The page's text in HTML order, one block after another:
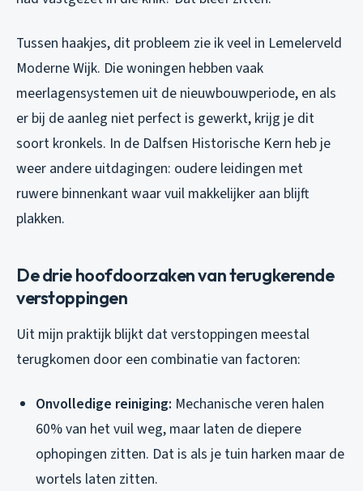
Tussen haakjes, dit probleem zie ik veel in Lemelerveld
Moderne Wijk. Die woningen hebben vaak
meerlagensystemen uit de nieuwbouwperiode, en als
er bij de aanleg niet perfect is gewerkt, krijg je dit
soort kronkels. In de Dalfsen Historische Kern heb je
weer andere uitdagingen: oudere leidingen met
ruwere binnenkant waar vuil makkelijker aan blijft
plakken.
De drie hoofdoorzaken van terugkerende
verstoppingen
Uit mijn praktijk blijkt dat verstoppingen meestal
terugkomen door een combinatie van factoren:
Onvolledige reiniging: Mechanische veren halen
60% van het vuil weg, maar laten de diepere
ophopingen zitten. Dat is als je tuin harken maar de
wortels laten zitten.